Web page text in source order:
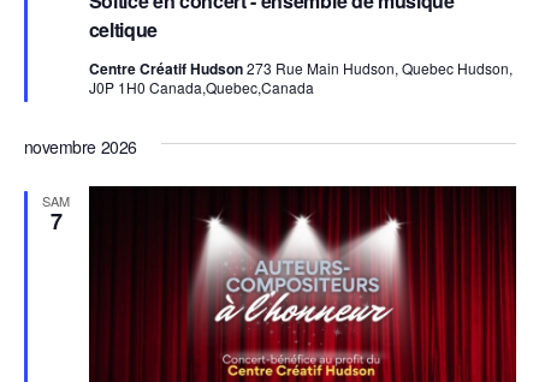
celtique
e
d
e
t
t
Centre Créatif Hudson273 Rue Main Hudson, Quebec Hudson,
J0P 1H0 Canada,Quebec,Canada
novembre 2026
SAM
7